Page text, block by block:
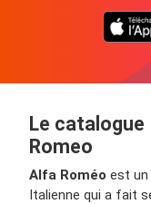
Le
Romeo
Alfa Roméo est un
Italienne qui a fait